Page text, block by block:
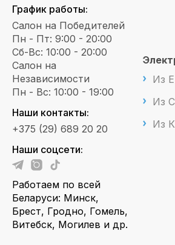
График работы:
Салон на Победителей
Пн - Пт: 9:00 - 20:00
Сб-Вс: 10:00 - 20:00
Салон на
Независимости
Пн - Вс: 10:00 - 19:00
Наши контакты:
+375 (29) 689 20 20
Наши соцсети:
Работаем по всей
Беларуси: Минск,
Брест, Гродно, Гомель,
Витебск, Могилев и др.
Из
Из
Из